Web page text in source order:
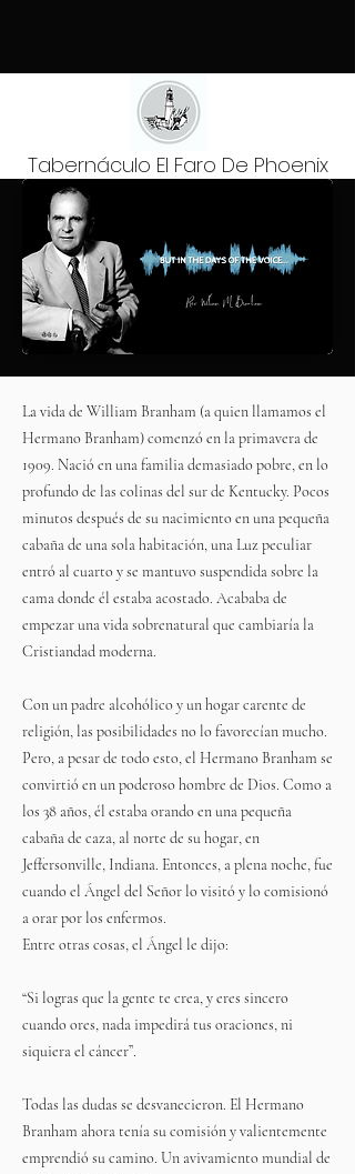
Tabernáculo El Faro De Phoenix
La vida de William Branham (a quien llamamos el
Hermano Branham) comenzó en la primavera de
1909. Nació en una familia demasiado pobre, en lo
profundo de las colinas del sur de Kentucky. Pocos
minutos después de su nacimiento en una pequeña
cabaña de una sola habitación, una Luz peculiar
entró al cuarto y se mantuvo suspendida sobre la
cama donde él estaba acostado. Acababa de
empezar una vida sobrenatural que cambiaría la
Cristiandad moderna.
Con un padre alcohólico y un hogar carente de
religión, las posibilidades no lo favorecían mucho.
Pero, a pesar de todo esto, el Hermano Branham se
convirtió en un poderoso hombre de Dios. Como a
los 38 años, él estaba orando en una pequeña
cabaña de caza, al norte de su hogar, en
Jeffersonville, Indiana. Entonces, a plena noche, fue
cuando el Ángel del Señor lo visitó y lo comisionó
a orar por los enfermos.
Entre otras cosas, el Ángel le dijo:
“Si logras que la gente te crea, y eres sincero
cuando ores, nada impedirá tus oraciones, ni
siquiera el cáncer”.
Todas las dudas se desvanecieron. El Hermano
Branham ahora tenía su comisión y valientemente
emprendió su camino. Un avivamiento mundial de